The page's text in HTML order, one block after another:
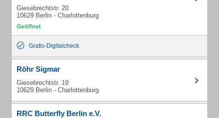
Giesebrechtstr. 20
10629 Berlin - Charlottenburg
Gratis-Digitalcheck
Röhr Sigmar
Giesebrechtstr. 19
10629 Berlin - Charlottenburg
RRC Butterfly Berlin e.V.